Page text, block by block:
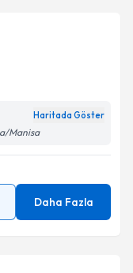
Haritada Göster
Manisa
Daha Fazla